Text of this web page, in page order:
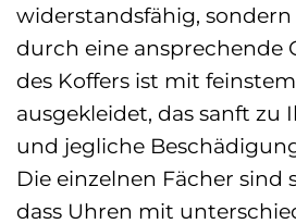
widerstandsfähig,
durch eine ansprechende
des Koffers ist mit
ausgekleidet, das sanft zu
und jegliche
Die einzelnen Fächer sind
dass Uhren mit